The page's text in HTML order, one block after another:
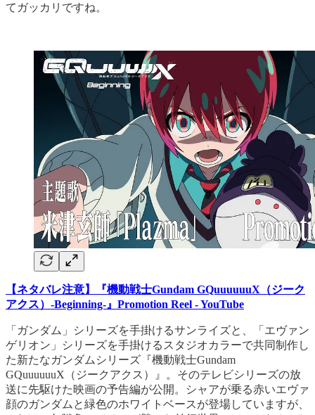
てガッカリですね。
【ネタバレ注意】『機動戦士Gundam GQuuuuuuX（ジーク
アクス）-Beginning-』Promotion Reel - YouTube
「ガンダム」シリーズを手掛けるサンライズと、「エヴァン
ゲリオン」シリーズを手掛けるスタジオカラーで共同制作し
た新たなガンダムシリーズ『機動戦士Gundam
GQuuuuuuX（ジークアクス）』。そのテレビシリーズの放
送に先駆けた映画の予告編が公開。シャアが乗る赤いエヴァ
顔のガンダムと緑色のホワイトベースが登場していますが、